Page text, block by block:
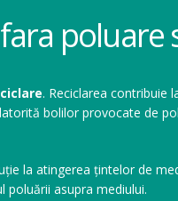
. Reciclarea contribuie
bolilor provocate de
la atingerea țintelor de
poluării asupra mediului.